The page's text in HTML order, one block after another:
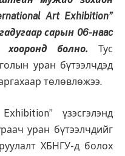
Art Exhibition”
сарын 06-нaac
хооронд болно. Тус
уран бүтээлчдэд
төлөвлөжээ.
үзэсгэлэнд
уран бүтээлчдийг
ХБНГУ-д болох